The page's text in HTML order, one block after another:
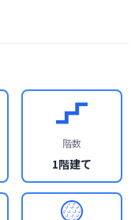
階数
1階建て